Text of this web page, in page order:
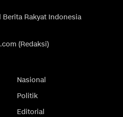
Rakyat Indonesia
(Redaksi)
Nasional
Politik
Editorial